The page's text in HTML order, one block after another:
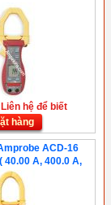
hệ để biết
hàng
ACD-16
40.00 A, 400.0 A,
A )